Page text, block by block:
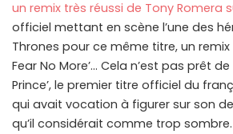
un remix très réussi de Tony Romera
officiel mettant en scène l’une des
Thrones pour ce même titre, un
Fear No More’… Cela n’est pas prêt de
Prince’, le premier titre officiel du
qui avait vocation à figurer sur son
qu’il considérait comme trop